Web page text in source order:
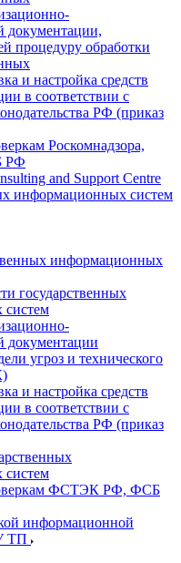
документации,
процедуру обработки
и настройка средств
в соответствии с
РФ (приказ
Роскомнадзора,
РФ
and Support Centre
информационных систем
информационных
государственных
документации
угроз и технического
и настройка средств
в соответствии с
РФ (приказ
ФСТЭК РФ, ФСБ
информационной
ТП